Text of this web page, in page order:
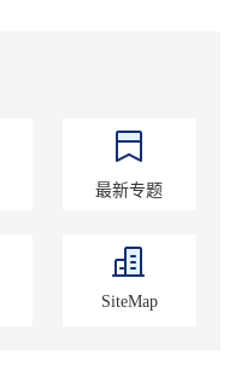
最新专题
SiteMap